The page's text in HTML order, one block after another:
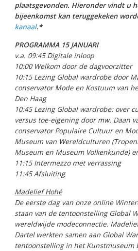
plaatsgevonden. Hieronder vindt u
bijeenkomst kan teruggekeken
kanaal.*
PROGRAMMA 15 JANUARI
v.a. 09:45 Digitale inloop
10:00 Welkom door de dagvoorzitter
10:15 Lezing Global wardrobe door
conservator Mode en Kostuum van
Den Haag
10:45 Lezing Global wardrobe: over
versus toe-eigening door mw. Daan
conservator Populaire Cultuur en
Museum van Wereldculturen
Museum en Museum Volkenkunde)
11:15 Intermezzo met verrassing
11:45 Afsluiting
Madelief Hohé
De eerste dag van onze online
staan van de tentoonstelling Global
wereldwijde modeconnectie.
Dartel werkten samen aan Global
tentoonstelling in het Kunstmuseum